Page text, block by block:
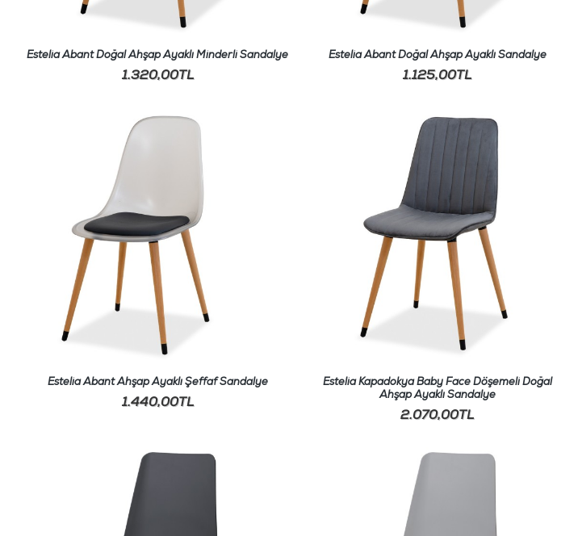
Estelia Abant Doğal Ahşap Ayaklı Minderli Sandalye
1.320,00TL
Estelia Abant Doğal Ahşap Ayaklı Sandalye
1.125,00TL
Estelia Abant Ahşap Ayaklı Şeffaf Sandalye
1.440,00TL
Estelia Kapadokya Baby Face Döşemeli Doğal
Ahşap Ayaklı Sandalye
2.070,00TL